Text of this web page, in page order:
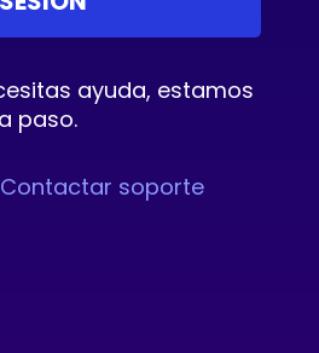
ayuda, estamos
paso.
Contactar soporte